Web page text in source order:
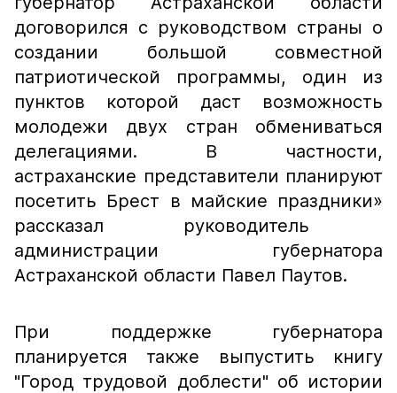
договорился с руководством страны о
создании большой совместной
патриотической программы, один из
пунктов которой даст возможность
молодежи двух стран обмениваться
делегациями. В частности,
астраханские представители планируют
посетить Брест в майские праздники»
рассказал руководитель
администрации губернатора
Астраханской области Павел Паутов.
При поддержке губернатора
планируется также выпустить книгу
"Город трудовой доблести" об истории